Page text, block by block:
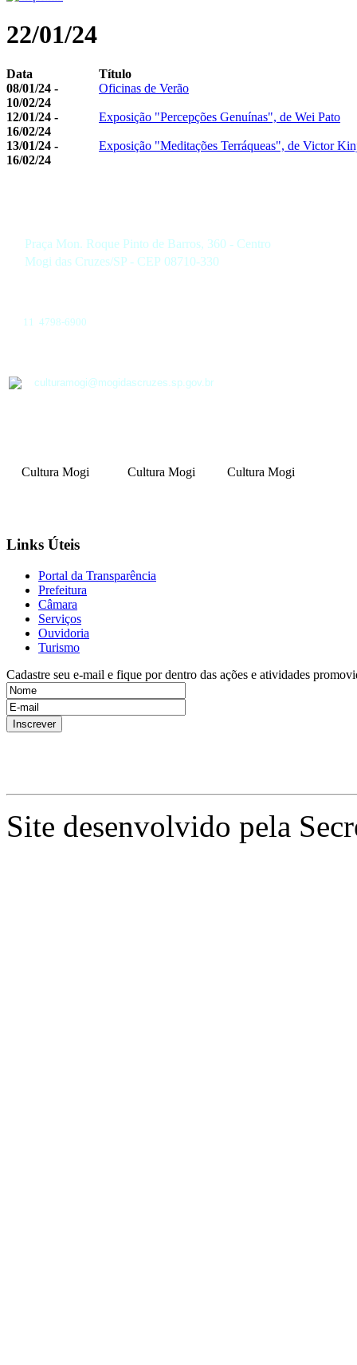
22/01/24
Data
Título
08/01/24 -
10/02/24
Oficinas de Verão
12/01/24 -
16/02/24
Exposição "Percepções Genuínas", de Wei Pato
13/01/24 -
16/02/24
Exposição "Meditações Terráqueas", de Victor
Praça Mon. Roque Pinto de Barros, 360 - Centro
Mogi das Cruzes/SP - CEP 08710-330
11 4798-6900
culturamogi@mogidascruzes.sp.gov.br
Cultura Mogi Cultura Mogi Cultura Mogi
Links Úteis
Portal da Transparência
Prefeitura
Câmara
Serviços
Ouvidoria
Turismo
Cadastre seu e-mail e fique por dentro das ações e atividades
Site desenvolvido pela